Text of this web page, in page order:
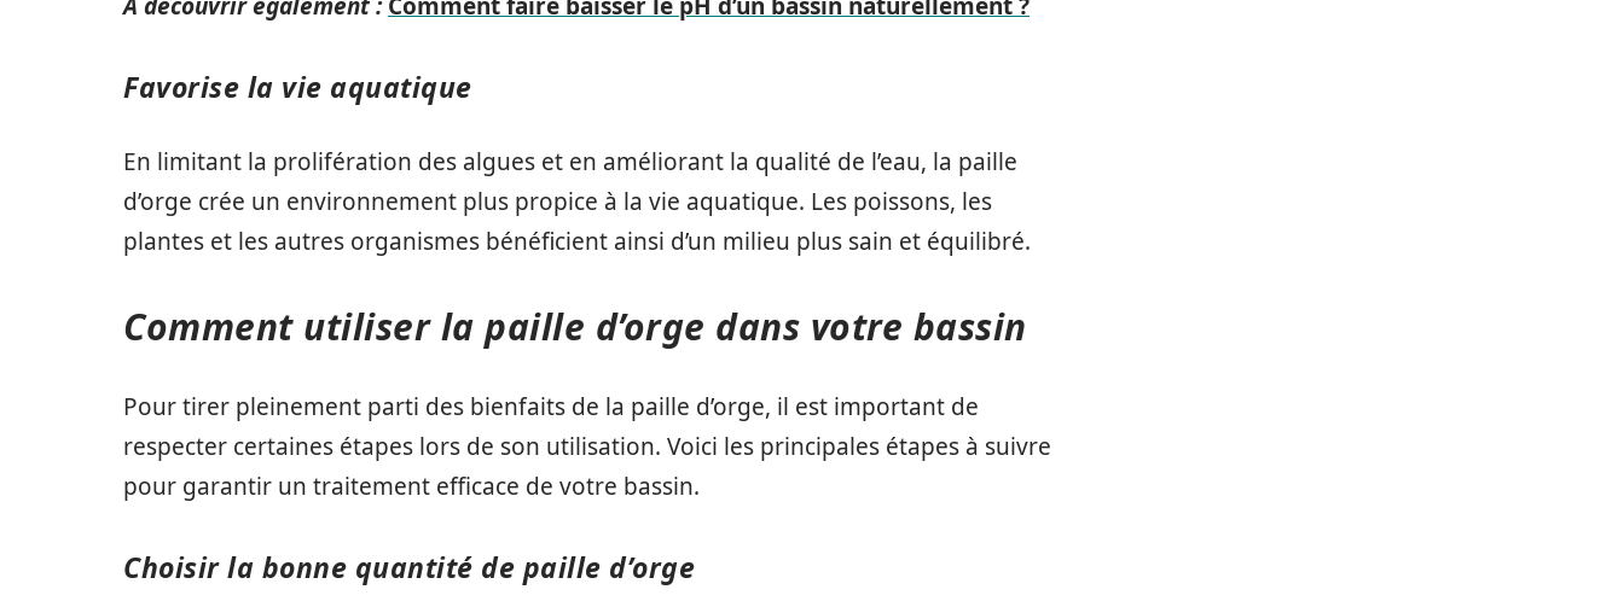
Favorise la vie aquatique
En limitant la prolifération des algues et en améliorant la qualité de l’eau, la paille
d’orge crée un environnement plus propice à la vie aquatique. Les poissons, les
plantes et les autres organismes bénéficient ainsi d’un milieu plus sain et équilibré.
Comment utiliser la paille d’orge dans votre bassin
Pour tirer pleinement parti des bienfaits de la paille d’orge, il est important de
respecter certaines étapes lors de son utilisation. Voici les principales étapes à suivre
pour garantir un traitement efficace de votre bassin.
Choisir la bonne quantité de paille d’orge